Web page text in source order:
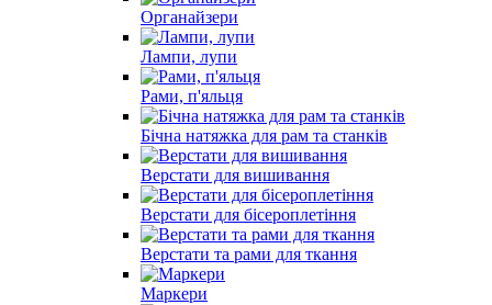
Органайзери
Лампи, лупи
Рами, п'яльця
Бічна натяжка для рам та станків
Верстати для вишивання
Верстати для бісероплетіння
Верстати та рами для ткання
Маркери